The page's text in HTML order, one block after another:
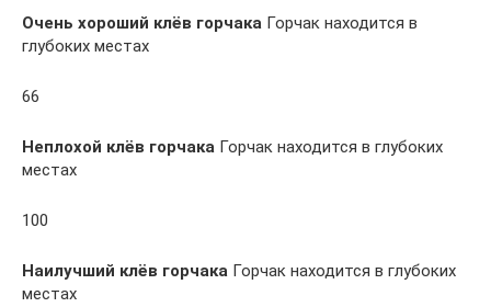
Очень хороший клёв горчака Горчак находится в
глубоких местах
66
Неплохой клёв горчака Горчак находится в глубоких
местах
100
Наилучший клёв горчака Горчак находится в глубоких
местах